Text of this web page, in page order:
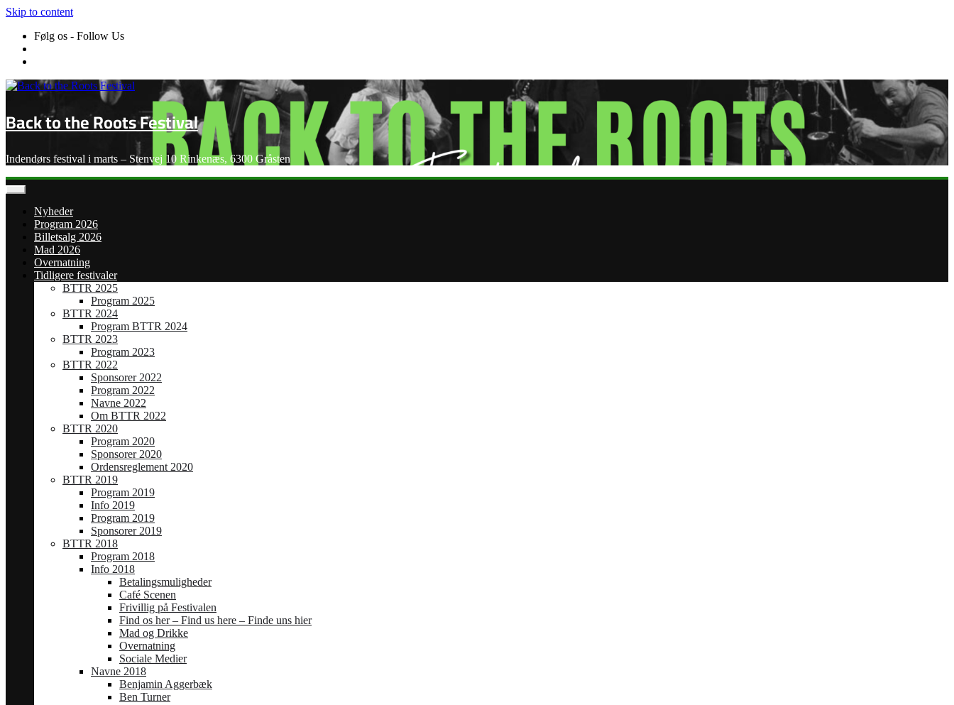
Skip to content
Følg os - Follow Us
Back to the Roots Festival
Indendørs festival i marts – Stenvej 10 Rinkenæs, 6300 Gråsten
Nyheder
Program 2026
Billetsalg 2026
Mad 2026
Overnatning
Tidligere festivaler
BTTR 2025
Program 2025
BTTR 2024
Program BTTR 2024
BTTR 2023
Program 2023
BTTR 2022
Sponsorer 2022
Program 2022
Navne 2022
Om BTTR 2022
BTTR 2020
Program 2020
Sponsorer 2020
Ordensreglement 2020
BTTR 2019
Program 2019
Info 2019
Program 2019
Sponsorer 2019
BTTR 2018
Program 2018
Info 2018
Betalingsmuligheder
Café Scenen
Frivillig på Festivalen
Find os her – Find us here – Finde uns hier
Mad og Drikke
Overnatning
Sociale Medier
Navne 2018
Benjamin Aggerbæk
Ben Turner